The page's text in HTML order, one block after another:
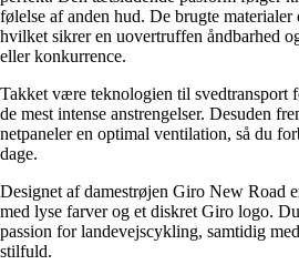
følelse af anden hud. De brugte
hvilket sikrer en uovertruffen åndbarhed
eller konkurrence.
Takket være teknologien til svedtransport
de mest intense anstrengelser. Desuden
netpaneler en optimal ventilation, så du
dage.
Designet af damestrøjen Giro New Road
med lyse farver og et diskret Giro logo.
passion for landevejscykling, samtidig
stilfuld.